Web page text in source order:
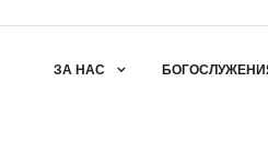
ЗА НАС